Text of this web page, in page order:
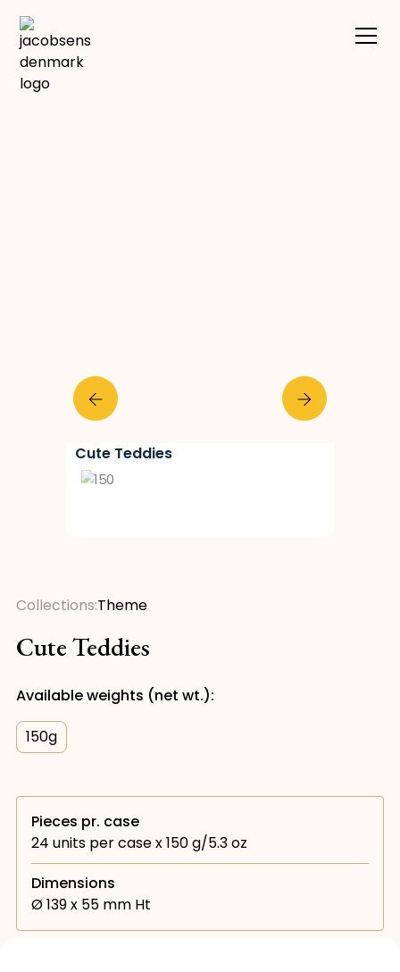
Cute Teddies
Collections:Theme
Cute Teddies
Available weights (net wt.):
150g
Pieces pr. case
24 units per case x 150 g/5.3 oz
Dimensions
Ø 139 x 55 mm Ht